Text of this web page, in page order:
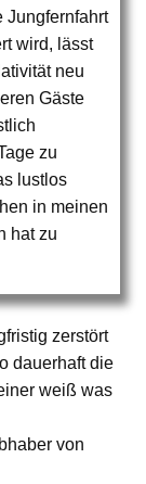
Jungfernfahrt
wird, lässt
neu
Gäste
zu
lustlos
in meinen
hat zu
zerstört
dauerhaft die
weiß was
von